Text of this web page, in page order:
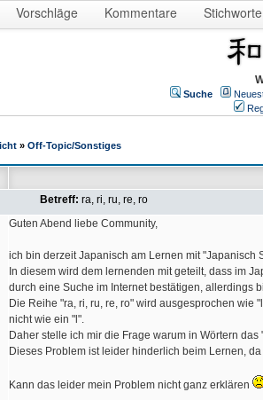
Vorschläge Kommentare Stichworte
Suche
» Off-Topic/Sonstiges
Betreff: ra, ri, ru, re, ro
Guten Abend liebe Community,
ich bin derzeit Japanisch am Lernen mit "Japanisch
In diesem wird dem lernenden mit geteilt, dass im
durch eine Suche im Internet bestätigen, allerdings
Die Reihe "ra, ri, ru, re, ro" wird ausgesprochen wie
nicht wie ein "l".
Daher stelle ich mir die Frage warum in Wörtern
Dieses Problem ist leider hinderlich beim Lernen,
Kann das leider mein Problem nicht ganz erklären